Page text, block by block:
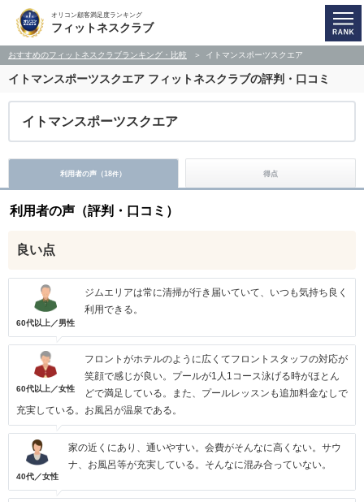
オリコン顧客満足度ランキング
フィットネスクラブ
おすすめのフィットネスクラブランキング・比較 イトマンスポーツスクエア
イトマンスポーツスクエア フィットネスクラブの評判・口コミ
イトマンスポーツスクエア
利用者の声（18件） 得点
利用者の声（評判・口コミ）
良い点
60代以上／男性
ジムエリアは常に清掃が行き届いていて、いつも気持ち良く
利用できる。
60代以上／女性
フロントがホテルのように広くてフロントスタッフの対応が
笑顔で感じが良い。プールが1人1コース泳げる時がほとん
どで満足している。また、プールレッスンも追加料金なしで
充実している。お風呂が温泉である。
40代／女性
家の近くにあり、通いやすい。会費がそんなに高くない。サウ
ナ、お風呂等が充実している。そんなに混み合っていない。